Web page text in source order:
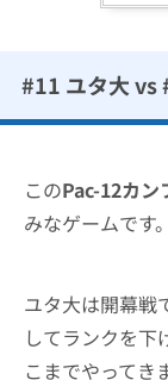
#11 ユタ大 vs
このPac-12カン
みなゲームです。
ユタ大は開幕戦
してランクを下
こまでやってき